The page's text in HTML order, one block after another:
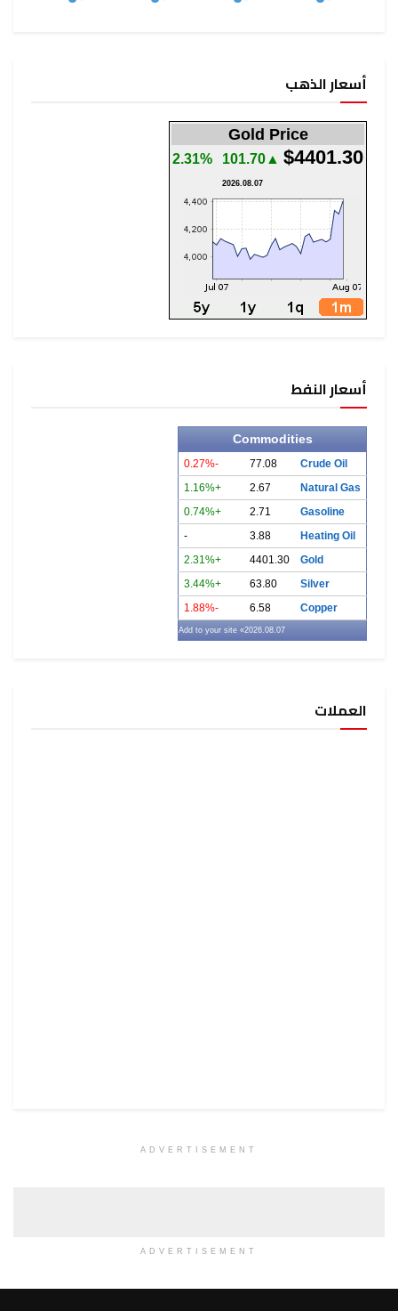
أسعار الذهب
Gold Price
$4401.30
▲101.70
2.31%
2026.08.07
أسعار النفط
Commodities
Crude Oil
77.08
-0.27%
Natural Gas
2.67
+1.16%
Gasoline
2.71
+0.74%
Heating Oil
3.88
-
Gold
4401.30
+2.31%
Silver
63.80
+3.44%
Copper
6.58
-1.88%
2026.08.07
» Add to your site
العملات
ADVERTISEMENT
ADVERTISEMENT